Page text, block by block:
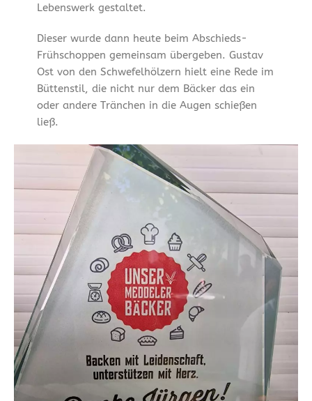
Lebenswerk gestaltet.
Dieser wurde dann heute beim Abschieds-
Frühschoppen gemeinsam übergeben. Gustav
Ost von den Schwefelhölzern hielt eine Rede im
Büttenstil, die nicht nur dem Bäcker das ein
oder andere Tränchen in die Augen schießen
ließ.